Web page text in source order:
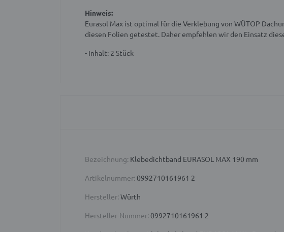
Hinweis:
Eurasol Max ist optimal für die Verklebung von WÜTOP
diesen Folien getestet. Daher empfehlen wir den Einsatz
- Inhalt: 2 Stück
Bezeichnung: Klebedichtband EURASOL MAX 190 mm
Artikelnummer: 0992710161961 2
Hersteller: Würth
Hersteller-Nummer: 0992710161961 2